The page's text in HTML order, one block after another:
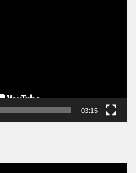
03:15